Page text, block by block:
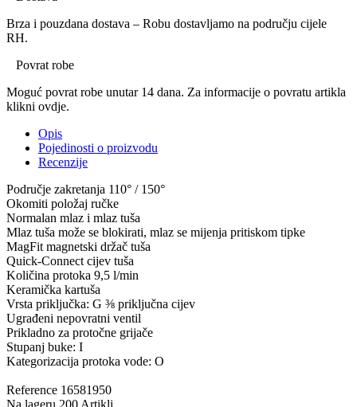
Brza i pouzdana dostava – Robu dostavljamo na području cijele
RH.
Povrat robe
Moguć povrat robe unutar 14 dana. Za informacije o povratu artikla
klikni ovdje.
Opis
Pojedinosti o proizvodu
Recenzije
Područje zakretanja 110° / 150°
Okomiti položaj ručke
Normalan mlaz i mlaz tuša
Mlaz tuša može se blokirati, mlaz se mijenja pritiskom tipke
MagFit magnetski držač tuša
Quick-Connect cijev tuša
Količina protoka 9,5 l/min
Keramička kartuša
Vrsta priključka: G ⅜ priključna cijev
Ugrađeni nepovratni ventil
Prikladno za protočne grijače
Stupanj buke: I
Kategorizacija protoka vode: O
Reference 16581950
Na lageru 200 Artikli